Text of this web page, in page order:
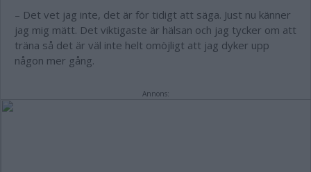
– Det vet jag inte, det är för tidigt att säga. Just nu känner
jag mig mätt. Det viktigaste är hälsan och jag tycker om att
träna så det är väl inte helt omöjligt att jag dyker upp
någon mer gång.
Annons: